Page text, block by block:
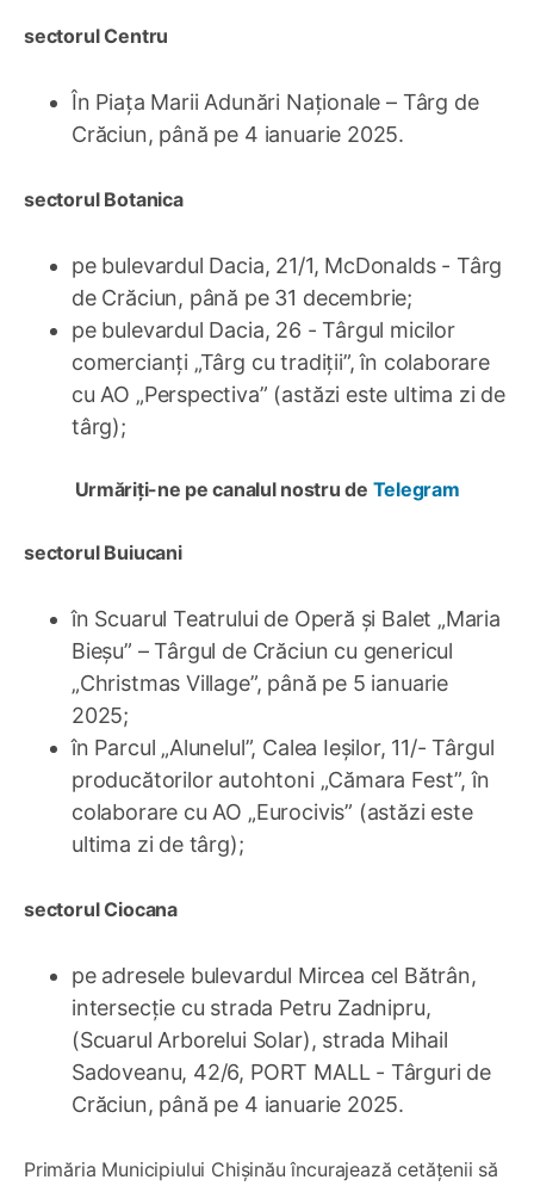
sectorul Centru
În Piața Marii Adunări Naționale – Târg de
Crăciun, până pe 4 ianuarie 2025.
sectorul Botanica
pe bulevardul Dacia, 21/1, McDonalds - Târg
de Crăciun, până pe 31 decembrie;
pe bulevardul Dacia, 26 - Târgul micilor
comercianți „Târg cu tradiții”, în colaborare
cu AO „Perspectiva” (astăzi este ultima zi de
târg);
Urmăriți-ne pe canalul nostru de Telegram
sectorul Buiucani
în Scuarul Teatrului de Operă și Balet „Maria
Bieșu” – Târgul de Crăciun cu genericul
„Christmas Village”, până pe 5 ianuarie
2025;
în Parcul „Alunelul”, Calea Ieșilor, 11/- Târgul
producătorilor autohtoni „Cămara Fest”, în
colaborare cu AO „Eurocivis” (astăzi este
ultima zi de târg);
sectorul Ciocana
pe adresele bulevardul Mircea cel Bătrân,
intersecție cu strada Petru Zadnipru,
(Scuarul Arborelui Solar), strada Mihail
Sadoveanu, 42/6, PORT MALL - Târguri de
Crăciun, până pe 4 ianuarie 2025.
Primăria Municipiului Chișinău încurajează cetățenii să